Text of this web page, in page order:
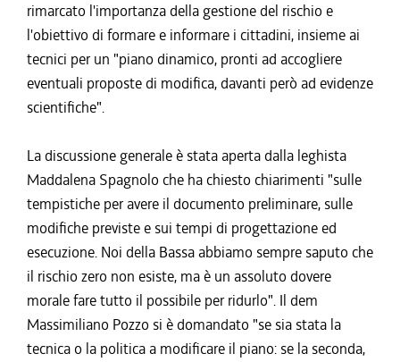
rimarcato l'importanza della gestione del rischio e
l'obiettivo di formare e informare i cittadini, insieme ai
tecnici per un "piano dinamico, pronti ad accogliere
eventuali proposte di modifica, davanti però ad evidenze
scientifiche".
La discussione generale è stata aperta dalla leghista
Maddalena Spagnolo che ha chiesto chiarimenti "sulle
tempistiche per avere il documento preliminare, sulle
modifiche previste e sui tempi di progettazione ed
esecuzione. Noi della Bassa abbiamo sempre saputo che
il rischio zero non esiste, ma è un assoluto dovere
morale fare tutto il possibile per ridurlo". Il dem
Massimiliano Pozzo si è domandato "se sia stata la
tecnica o la politica a modificare il piano: se la seconda,